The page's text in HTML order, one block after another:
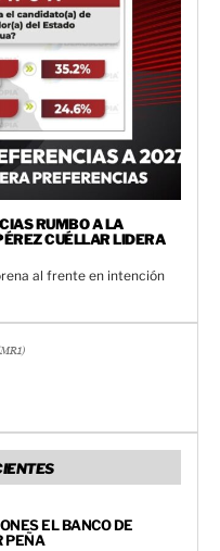
RUMBO A LA
CUÉLLAR LIDERA
al frente en intención
EL BANCO DE
PEÑA